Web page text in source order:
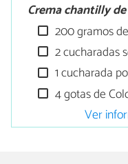
Crema chantilly
200 gramos
2 cucharadas
1 cucharada
4 gotas de
Ver